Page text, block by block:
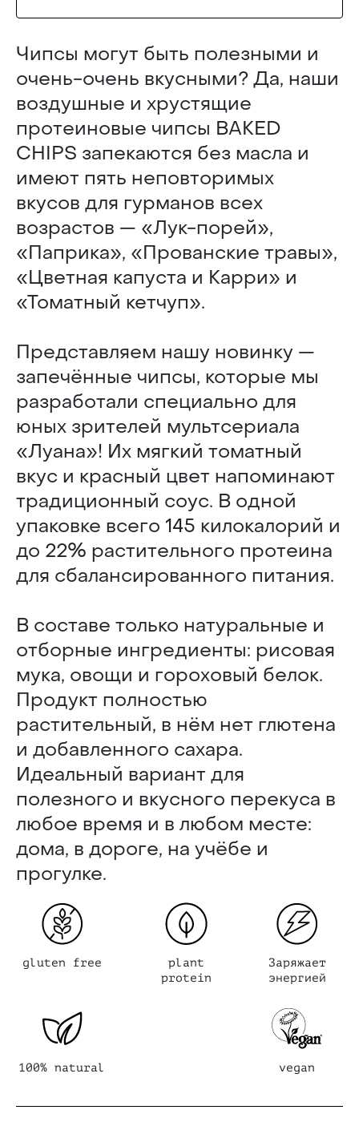
Чипсы могут быть полезными и
очень-очень вкусными? Да, наши
воздушные и хрустящие
протеиновые чипсы BAKED
CHIPS запекаются без масла и
имеют пять неповторимых
вкусов для гурманов всех
возрастов — «Лук-порей»,
«Паприка», «Прованские травы»,
«Цветная капуста и Карри» и
«Томатный кетчуп».
Представляем нашу новинку —
запечённые чипсы, которые мы
разработали специально для
юных зрителей мультсериала
«Луана»! Их мягкий томатный
вкус и красный цвет напоминают
традиционный соус. В одной
упаковке всего 145 килокалорий и
до 22% растительного протеина
для сбалансированного питания.
В составе только натуральные и
отборные ингредиенты: рисовая
мука, овощи и гороховый белок.
Продукт полностью
растительный, в нём нет глютена
и добавленного сахара.
Идеальный вариант для
полезного и вкусного перекуса в
любое время и в любом месте:
дома, в дороге, на учёбе и
прогулке.
gluten free
plant
protein
Заряжает
энергией
100% natural vegan